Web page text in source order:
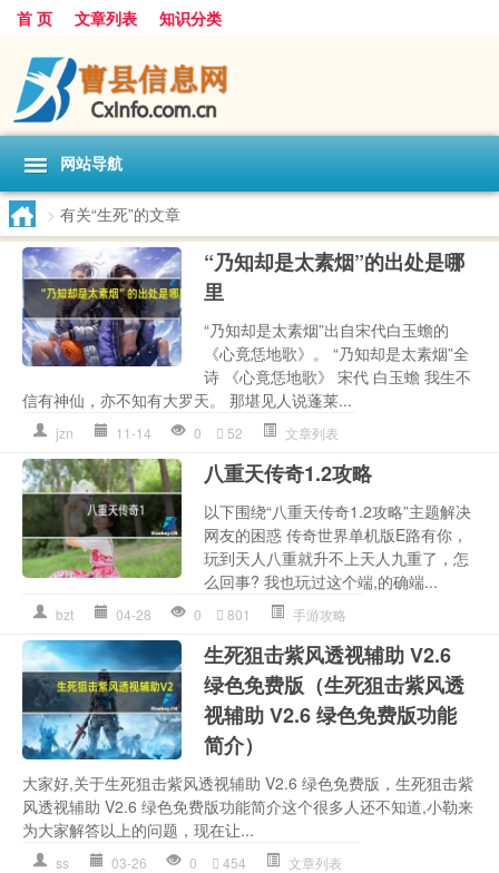
首 页 文章列表 知识分类
网站导航
> 有关“生死”的文章
“乃知却是太素烟”的出处是哪
里
“乃知却是太素烟”出自宋代白玉蟾的
《心竟恁地歌》。 “乃知却是太素烟”全
诗 《心竟恁地歌》 宋代 白玉蟾 我生不
信有神仙，亦不知有大罗天。 那堪见人说蓬莱...
jzn 11-14 0 52 文章列表
八重天传奇1.2攻略
以下围绕“八重天传奇1.2攻略”主题解决
网友的困惑 传奇世界单机版E路有你，
玩到天人八重就升不上天人九重了，怎
么回事? 我也玩过这个端,的确端...
bzt 04-28 0 801 手游攻略
生死狙击紫风透视辅助 V2.6
绿色免费版（生死狙击紫风透
视辅助 V2.6 绿色免费版功能
简介）
大家好,关于生死狙击紫风透视辅助 V2.6 绿色免费版，生死狙击紫
风透视辅助 V2.6 绿色免费版功能简介这个很多人还不知道,小勒来
为大家解答以上的问题，现在让...
ss 03-26 0 454 文章列表